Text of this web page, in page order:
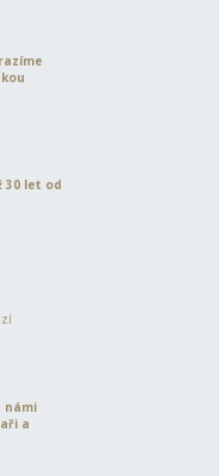
30 let od
námi
a